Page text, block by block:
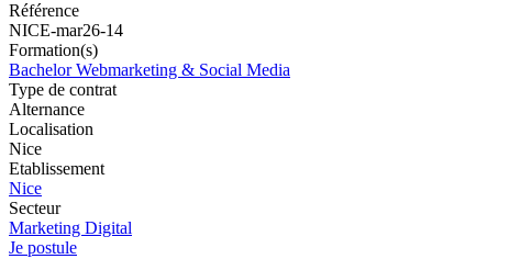
Référence
NICE-mar26-14
Formation(s)
Bachelor Webmarketing & Social Media
Type de contrat
Alternance
Localisation
Nice
Etablissement
Nice
Secteur
Marketing Digital
Je postule